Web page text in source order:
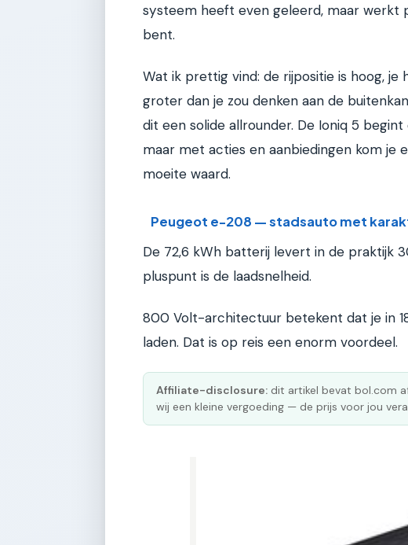
systeem heeft even geleerd, maar werkt
bent.
Wat ik prettig vind: de rijpositie is hoog,
groter dan je zou denken aan de
dit een solide allrounder. De Ioniq 5
maar met acties en aanbiedingen kom je
moeite waard.
Peugeot e-208 — stadsauto met
De 72,6 kWh batterij levert in de praktijk
pluspunt is de laadsnelheid.
800 Volt-architectuur betekent dat je in
laden. Dat is op reis een enorm voordeel.
Affiliate-disclosure: dit artikel bevat bol.com
wij een kleine vergoeding — de prijs voor jou